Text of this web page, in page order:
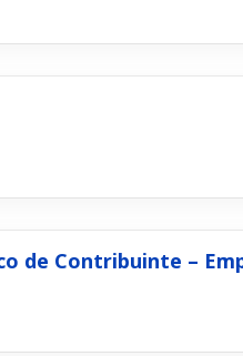
de Contribuinte –